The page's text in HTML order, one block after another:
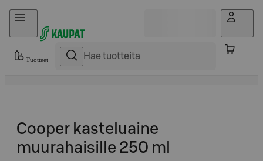
Hyppää sisältöön
Tuotteet
Cooper kasteluaine
muurahaisille 250 ml